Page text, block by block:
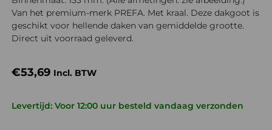
Van het premium-merk PREFA. Met kraal. Deze dakgoot is
geschikt voor hellende daken van gemiddelde grootte.
Direct uit voorraad geleverd.
€53,69 Incl. BTW
Levertijd: Voor 12:00 uur besteld vandaag verzonden